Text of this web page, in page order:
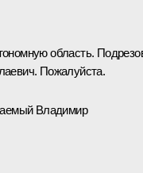
область.
Пожалуйста.
Владимир